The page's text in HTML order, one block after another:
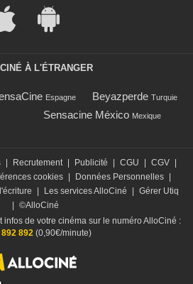
À L'ÉTRANGER
Espagne Beyazperde Turquie
Sensacine México Mexique
Recrutement Publicité CGU CGV
cookies Données Personnelles
Les services AlloCiné
Gérer Utiq
©AlloCiné
infos de votre cinéma sur le numéro AlloCiné :
892(0,90€/minute)